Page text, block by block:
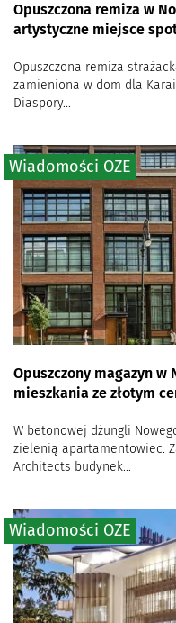
Opuszczona remiza w
artystyczne miejsce
Opuszczona remiza
zamieniona w dom dla
Diaspory...
Opuszczony magazyn w
mieszkania ze złotym
W betonowej dżungli
zielenią apartamentowiec.
Architects budynek...
Wiadomości OZE
Wiadomości OZE